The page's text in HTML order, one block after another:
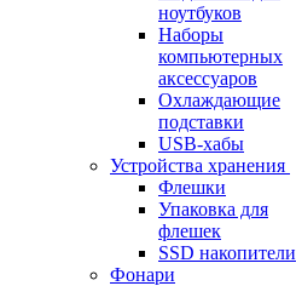
ноутбуков
Наборы
компьютерных
аксессуаров
Охлаждающие
подставки
USB-хабы
Устройства хранения
Флешки
Упаковка для
флешек
SSD накопители
Фонари